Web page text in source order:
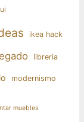
ikea hack
libreria
modernismo
muebles